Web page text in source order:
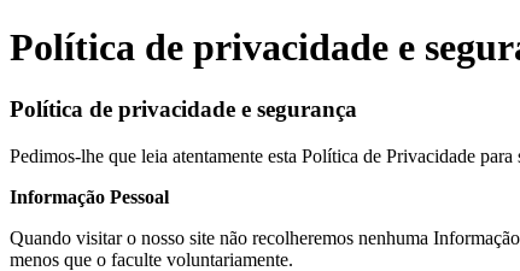
Política de privacidade e
Política de privacidade e segurança
Pedimos-lhe que leia atentamente esta Política de Privacidade
Informação Pessoal
Quando visitar o nosso site não recolheremos nenhuma
menos que o faculte voluntariamente.